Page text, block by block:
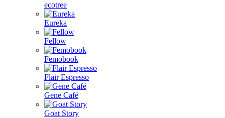
ecotree
Eureka
Fellow
Femobook
Flair Espresso
Gene Café
Goat Story